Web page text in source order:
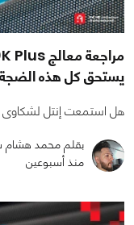
يستحق كل هذه
هل استمعت إنتل لشكاوى
بقلم محمد
منذ أسبوعين